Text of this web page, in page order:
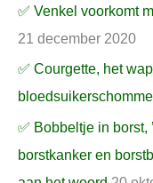
✅ Venkel voorkomt
21 december 2020
✅ Courgette, het
✅ Bobbeltje in borst,
borstkanker en